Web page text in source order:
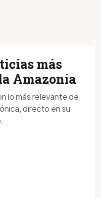
más
Amazonía
lo más relevante de
directo en su